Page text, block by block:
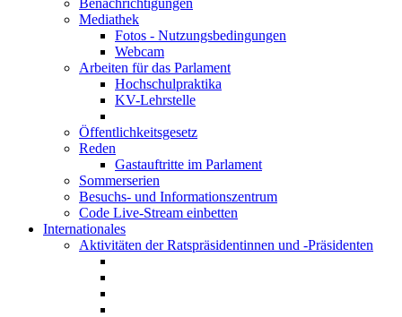
Benachrichtigungen
Mediathek
Fotos - Nutzungsbedingungen
Webcam
Arbeiten für das Parlament
Hochschulpraktika
KV-Lehrstelle
Öffentlichkeitsgesetz
Reden
Gastauftritte im Parlament
Sommerserien
Besuchs- und Informationszentrum
Code Live-Stream einbetten
Internationales
Aktivitäten der Ratspräsidentinnen und -Präsidenten